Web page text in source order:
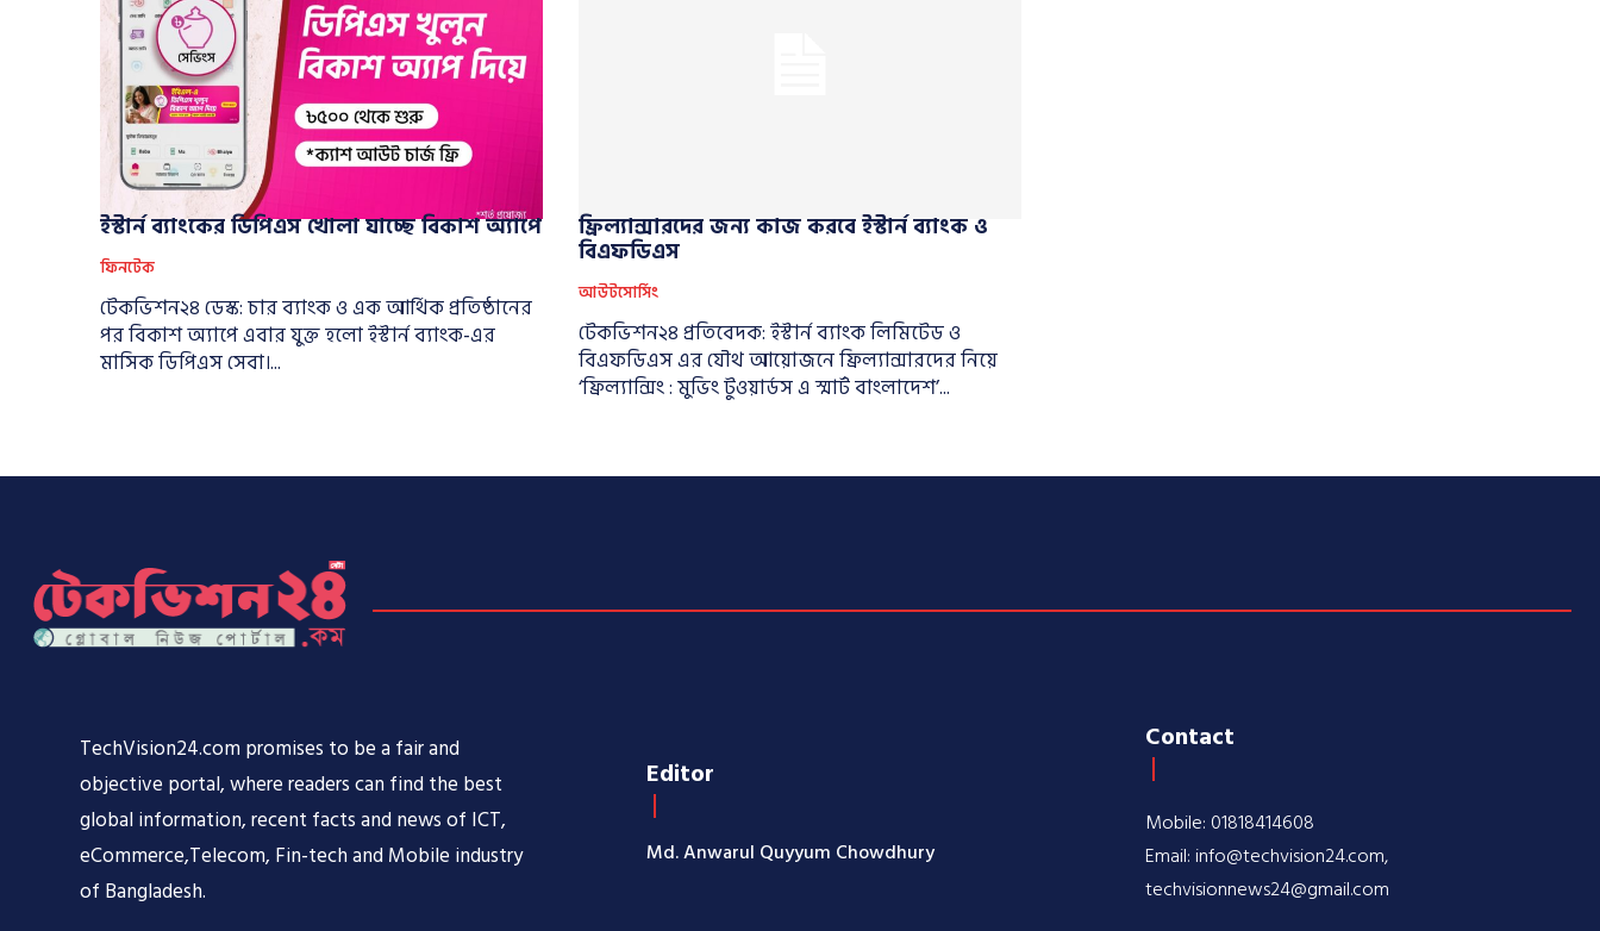
ইস্টার্ন ব্যাংকের ডিপিএস খোলা যাচ্ছে বিকাশ অ্যাপে
ফিনটেক
টেকভিশন২৪ ডেস্ক: চার ব্যাংক ও এক আর্থিক প্রতিষ্ঠানের
পর বিকাশ অ্যাপে এবার যুক্ত হলো ইস্টার্ন ব্যাংক-এর
মাসিক ডিপিএস সেবা।...
ফ্রিল্যান্সারদের জন্য কাজ করবে ইস্টার্ন ব্যাংক ও
বিএফডিএস
আউটসোর্সিং
টেকভিশন২৪ প্রতিবেদক: ইস্টার্ন ব্যাংক লিমিটেড ও
বিএফডিএস এর যৌথ আয়োজনে ফ্রিল্যান্সারদের নিয়ে
‘ফ্রিল্যান্সিং : মুভিং টুওয়ার্ডস এ স্মার্ট বাংলাদেশ’...
TechVision24.com promises to be a fair and
objective portal, where readers can find the best
global information, recent facts and news of ICT,
eCommerce,Telecom, Fin-tech and Mobile industry
of Bangladesh.
Editor
Md. Anwarul Quyyum Chowdhury
Contact
Mobile: 01818414608
Email: info@techvision24.com,
techvisionnews24@gmail.com